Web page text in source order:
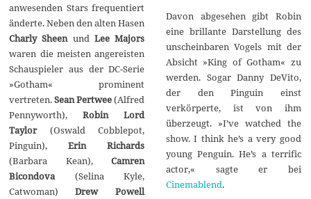
anwesenden Stars frequentiert
änderte. Neben den alten Hasen
Charly SheenundLee Majors
waren die meisten angereisten
Schauspieler aus der DC-Serie
»Gotham« prominent
vertreten.Sean Pertwee(Alfred
Pennyworth),Robin Lord
Taylor(Oswald Cobblepot,
Pinguin),Erin Richards
(Barbara Kean),Camren
Bicondova(Selina Kyle,
Catwoman)Drew Powell
Davon abgesehen gibt Robin
eine brillante Darstellung des
unscheinbaren Vogels mit der
Absicht »King of Gotham« zu
werden. Sogar Danny DeVito,
der den Pinguin einst
verkörperte, ist von ihm
überzeugt. »I’ve watched the
show. I think he’s a very good
young Penguin. He’s a terrific
actor,« sagte er bei
Cinemablend.